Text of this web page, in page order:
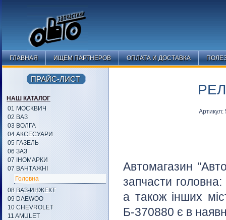
ГЛАВНАЯ ИЩЕМ ПАРТНЕРОВ ОПЛАТА И ДОСТАВКА
Автомагазин
запчасти головна:
а також інших
Б-370880 є в
ПРАЙС-ЛИСТ
НАШ КАТАЛОГ
01 МОСКВИЧ
02 ВАЗ
03 ВОЛГА
04 АКСЕСУАРИ
05 ГАЗЕЛЬ
06 ЗАЗ
07 ІНОМАРКИ
07 ВАНТАЖНІ
Головна
08 ВАЗ-ИНЖЕКТ
09 DAEWOO
10 CHEVROLET
11 AMULET